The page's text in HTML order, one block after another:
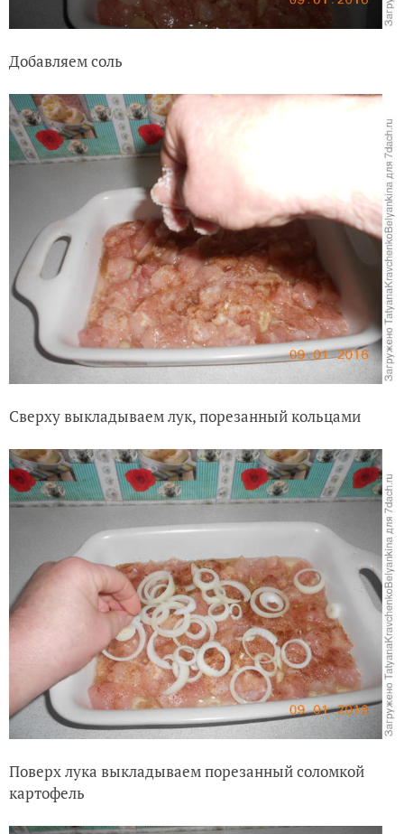
Добавляем соль
Сверху выкладываем лук, порезанный кольцами
Поверх лука выкладываем порезанный соломкой
картофель